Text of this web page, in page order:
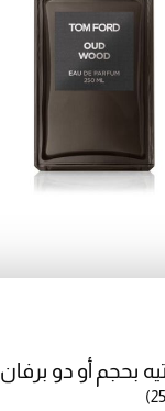
أو دو برفان 250مل